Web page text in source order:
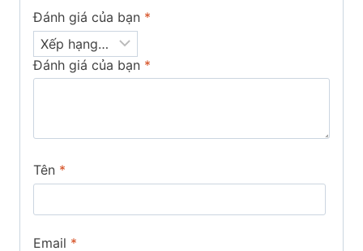
Đánh giá của bạn *
Đánh giá của bạn *
Tên *
Email *